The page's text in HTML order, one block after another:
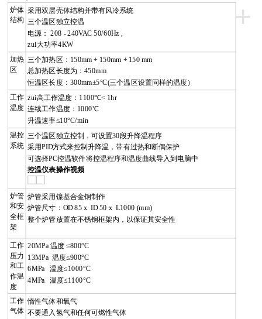
+
炉体
结构
采用双层壳体结构并带有风冷系统
三个温区独立控温
电源： 208 - 240VAC 50/60Hz ,
zui大功率4KW
加热
区
三个加热区： 150mm + 150mm + 150 mm
总加热区长度为：450mm
恒温区长度：300mm±5°C(三个温区设置同样的温度）
工作
温度
zui高工作温度： 1100℃< 1hr
连续工作温度：1000℃
升温速率≤10°C/min
温控
系统
三个温区独立控制，可设置30段升降温程序
采用PID方式来控制升降温，带有过热和断偶保护
可选择PC控温软件将控温程序和温度曲线导入到电脑中
控温仪表操作视频
炉管
和安
全框
架
炉管采用镍基合金钢制作
炉管尺寸：OD 85 x ID 50 x L1000 (mm)
整个炉管放置在不锈钢框架内，以保证其安全性
工作
压力
和工
作温
度
20MPa 温度 ≤800°C
13MPa 温度≤900°C
6MPa 温度≤1000°C
4MPa 温度≤1100°C
工作
气体
惰性气体和氧气
不要通入氢气和任何可燃性气体